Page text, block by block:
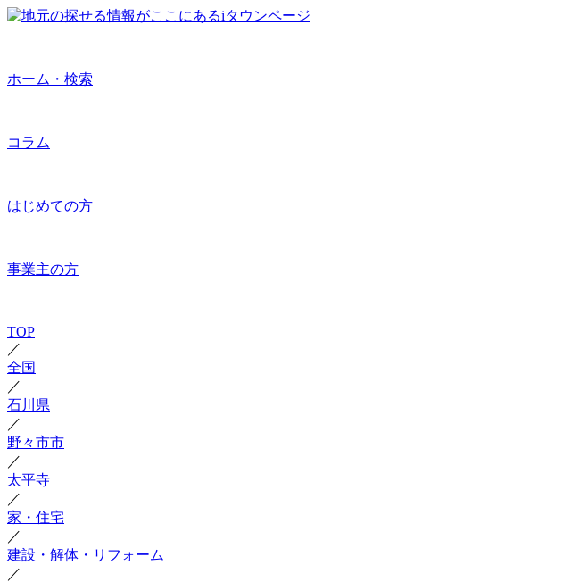
ホーム・検索
コラム
はじめての方
事業主の方
TOP
／
全国
／
石川県
／
野々市市
／
太平寺
／
家・住宅
／
建設・解体・リフォーム
／